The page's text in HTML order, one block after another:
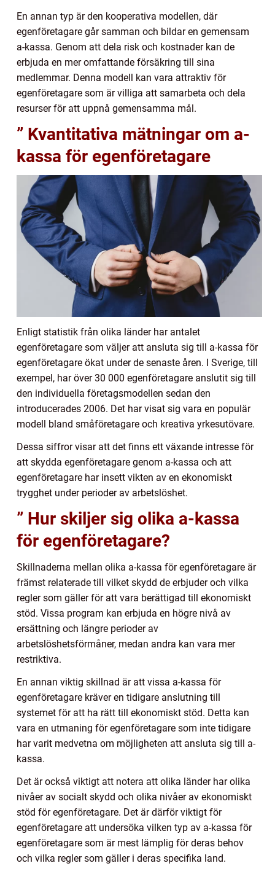
En annan typ är den kooperativa modellen, där
egenföretagare går samman och bildar en gemensam
a-kassa. Genom att dela risk och kostnader kan de
erbjuda en mer omfattande försäkring till sina
medlemmar. Denna modell kan vara attraktiv för
egenföretagare som är villiga att samarbeta och dela
resurser för att uppnå gemensamma mål.
” Kvantitativa mätningar om a-
kassa för egenföretagare
Enligt statistik från olika länder har antalet
egenföretagare som väljer att ansluta sig till a-kassa för
egenföretagare ökat under de senaste åren. I Sverige, till
exempel, har över 30 000 egenföretagare anslutit sig till
den individuella företagsmodellen sedan den
introducerades 2006. Det har visat sig vara en populär
modell bland småföretagare och kreativa yrkesutövare.
Dessa siffror visar att det finns ett växande intresse för
att skydda egenföretagare genom a-kassa och att
egenföretagare har insett vikten av en ekonomiskt
trygghet under perioder av arbetslöshet.
” Hur skiljer sig olika a-kassa
för egenföretagare?
Skillnaderna mellan olika a-kassa för egenföretagare är
främst relaterade till vilket skydd de erbjuder och vilka
regler som gäller för att vara berättigad till ekonomiskt
stöd. Vissa program kan erbjuda en högre nivå av
ersättning och längre perioder av
arbetslöshetsförmåner, medan andra kan vara mer
restriktiva.
En annan viktig skillnad är att vissa a-kassa för
egenföretagare kräver en tidigare anslutning till
systemet för att ha rätt till ekonomiskt stöd. Detta kan
vara en utmaning för egenföretagare som inte tidigare
har varit medvetna om möjligheten att ansluta sig till a-
kassa.
Det är också viktigt att notera att olika länder har olika
nivåer av socialt skydd och olika nivåer av ekonomiskt
stöd för egenföretagare. Det är därför viktigt för
egenföretagare att undersöka vilken typ av a-kassa för
egenföretagare som är mest lämplig för deras behov
och vilka regler som gäller i deras specifika land.